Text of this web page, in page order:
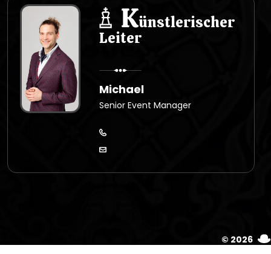
Künstlerischer
Leiter
Michael
Senior Event Manager
© 2026